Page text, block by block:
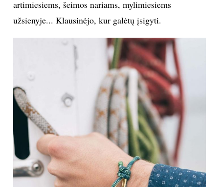
PRENUMERUOK
NAUJIENLAIŠKĮ
Prenumeruodami portalą,
taisyklėmis
artimiesiems, šeimos nariams, mylimiesiems
užsienyje... Klausinėjo, kur galėtų įsigyti.